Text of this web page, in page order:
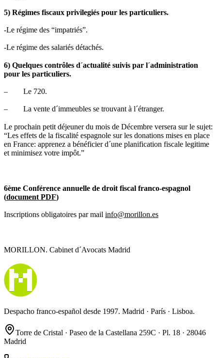
5) Régimes fiscaux privilegiés pour les particuliers.
-Le régime des “impatriés”.
-Le régime des salariés détachés.
6) Quelques contrôles d´actualité suivis par l´administration
pour les particuliers.
– Le 720.
– La vente d´immeubles se trouvant à l´étranger.
Le prochain petit déjeuner du mois de Décembre versera sur le sujet:
“Les effets de la fiscalité espagnole sur les donations mises en place
en France: apprenez a bénéficier d´une planification fiscale legitime
et minimisez votre impôt.”
6ème Conférence annuelle de droit fiscal franco-espagnol
(document PDF)
Inscriptions obligatoires par mail info@morillon.es
MORILLON. Cabinet d´Avocats Madrid
Despacho franco-español desde 1997. Madrid · París · Lisboa.
Torre de Cristal · Paseo de la Castellana 259C · Pl. 18 · 28046
Madrid